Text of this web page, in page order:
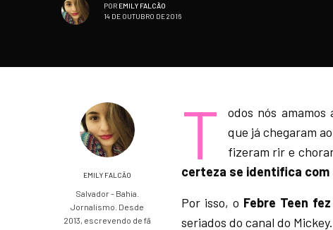
POR EMILY FALCÃO
14 DE OUTUBRO DE 2016
EMILY FALCÃO
Salvador - Bahia.
Jornalismo. Desde
2013, escrevendo de fã
T odos nós amamos
que já chegaram
fizeram rir e
certeza se identifica com
Por isso, o Febre Teen
seriados do canal do